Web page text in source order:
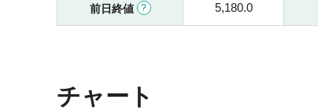
前日終値 5,180.0
チャート